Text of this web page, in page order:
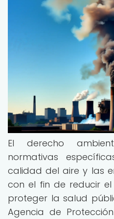
El derecho
normativas
calidad del aire y las
con el fin de reducir
proteger la salud
Agencia de